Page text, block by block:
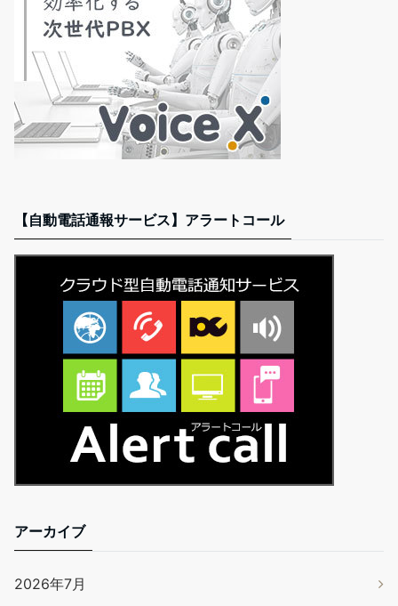
【自動電話通報サービス】アラートコール
アーカイブ
2026年7月